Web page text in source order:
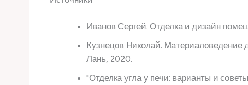
Иванов Сергей. Отделка и дизайн
Кузнецов Николай. Материаловедение
Лань, 2020.
"Отделка угла у печи: варианты и